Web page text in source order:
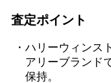
査定ポイント
ハリーウィンス
アリーブランド
保持。